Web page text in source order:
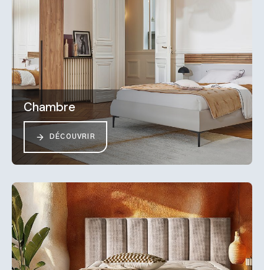
Chambre
DÉCOUVRIR